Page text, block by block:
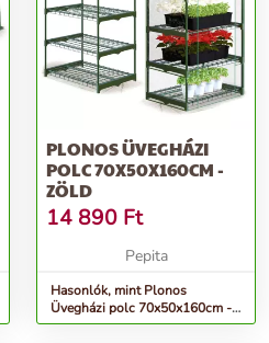
PLONOS ÜVEGHÁZI
POLC 70X50X160CM -
ZÖLD
14 890 Ft
Pepita
Hasonlók, mint Plonos
Üvegházi polc 70x50x160cm -
zöld